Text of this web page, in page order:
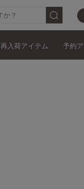
再入荷アイテム 予約